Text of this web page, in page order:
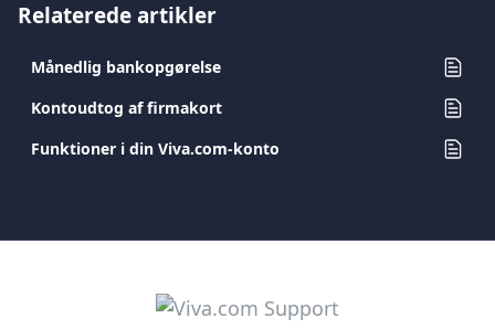
Relaterede artikler
Månedlig bankopgørelse
Kontoudtog af firmakort
Funktioner i din Viva.com-konto